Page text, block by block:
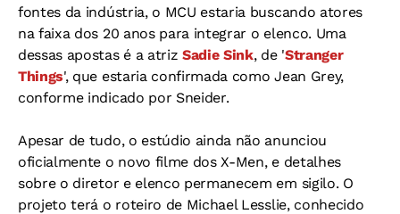
fontes da indústria, o MCU estaria buscando atores
na faixa dos 20 anos para integrar o elenco. Uma
dessas apostas é a atriz Sadie Sink, de 'Stranger
Things', que estaria confirmada como Jean Grey,
conforme indicado por Sneider.
Apesar de tudo, o estúdio ainda não anunciou
oficialmente o novo filme dos X-Men, e detalhes
sobre o diretor e elenco permanecem em sigilo. O
projeto terá o roteiro de Michael Lesslie, conhecido